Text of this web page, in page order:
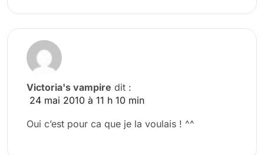
Victoria's vampire dit :
24 mai 2010 à 11 h 10 min
Oui c’est pour ca que je la voulais ! ^^